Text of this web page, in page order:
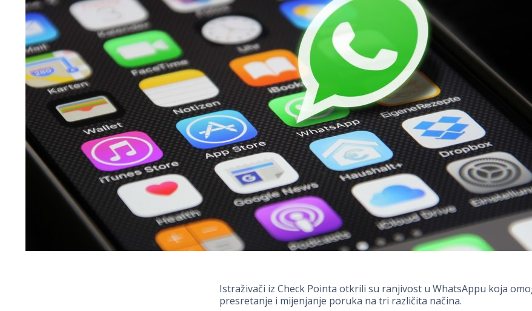
Istraživači iz Check Pointa otkrili su ranjivost u WhatsAppu koja
presretanje i mijenjanje poruka na tri različita načina.